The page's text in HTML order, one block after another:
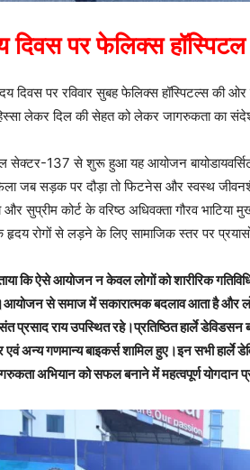
दिवस पर फेलिक्स
दिवस पर रविवार सुबह फेलिक्स हॉस्पिटल्स की
लेकर दिल की सेहत को लेकर जागरुकता का
सेक्टर-137 से शुरू हुआ यह आयोजन
जब सड़क पर दौड़ा तो फिटनेस और स्वस्थ
और सुप्रीम कोर्ट के वरिष्ठ अधिवक्ता गौरव
हृदय रोगों से लड़ने के लिए सामाजिक स्तर पर
कि ऐसे आयोजन न केवल लोगों को शारीरिक
से समाज में सकारात्मक बदलाव आता है और
प्रसाद राय उपस्थित रहे।प्रतिष्ठित हार्ले
अन्य गणमान्य बाइकर्स शामिल हुए।इन सभी हार्ले
अभियान को सफल बनाने में महत्वपूर्ण योगदान